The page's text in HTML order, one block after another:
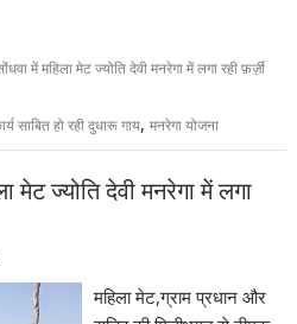
में महिला मेट ज्योति देवी मनरेगा में लगा रही फ़र्ज़ी
साबित हो रही दुधारू गाय,मनरेगा योजना
मेट ज्योति देवी मनरेगा में लगा
महिला मेट,ग्राम प्रधान और